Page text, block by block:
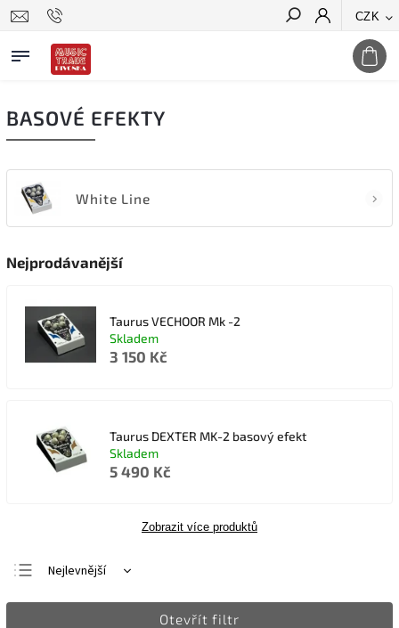
CZK
Hledat
BASOVÉ EFEKTY
White Line
Nejprodávanější
Taurus VECHOOR Mk -2
Skladem
3 150 Kč
Taurus DEXTER MK-2 basový efekt
Skladem
5 490 Kč
Zobrazit více produktů
Nejlevnější
Nejdražší
Otevřít filtr